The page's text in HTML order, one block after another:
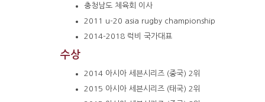
충청남도 체육회 이사
2011 u-20 asia rugby championship
2014-2018 럭비 국가대표
수상
2014 아시아 세븐시리즈 (중국) 2위
2015 아시아 세븐시리즈 (태국) 2위